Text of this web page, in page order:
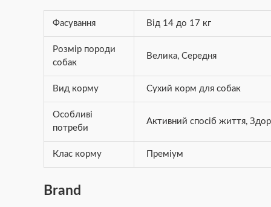
Фасування Від 14 до 17 кг
Розмір породи
собак
Велика,Середня
Вид корму Сухий корм для собак
Особливі
потреби
Активний спосіб життя,
Клас корму Преміум
Brand